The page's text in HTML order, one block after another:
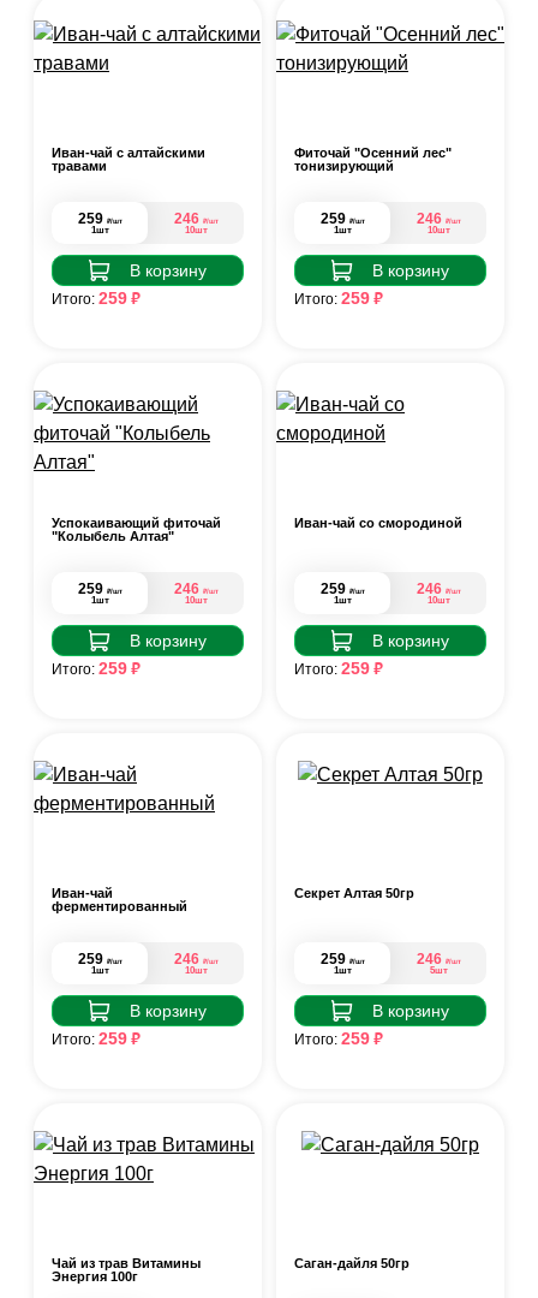
Иван-чай с алтайскими
травами
259 ₽/шт
1шт
246 ₽/шт
10шт
В корзину
Итого: 259₽
Фиточай "Осенний лес"
тонизирующий
259 ₽/шт
1шт
246 ₽/шт
10шт
В корзину
Итого: 259₽
Успокаивающий фиточай
"Колыбель Алтая"
259 ₽/шт
1шт
246 ₽/шт
10шт
В корзину
Итого: 259₽
Иван-чай со смородиной
259 ₽/шт
1шт
246 ₽/шт
10шт
В корзину
Итого: 259₽
Иван-чай
ферментированный
259 ₽/шт
1шт
246 ₽/шт
10шт
В корзину
Итого: 259₽
Секрет Алтая 50гр
259 ₽/шт
1шт
246 ₽/шт
5шт
В корзину
Итого: 259₽
Чай из трав Витамины
Энергия 100г
Саган-дайля 50гр